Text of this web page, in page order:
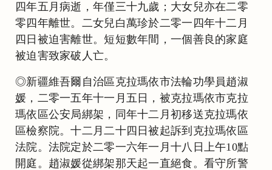
四年五月病逝，年僅三十九歲；大女兒亦在二零
零四年離世。二女兒白萬珍於二零一四年十二月
四日被迫害離世。短短數年間，一個善良的家庭
被迫害致家破人亡。
◎新疆維吾爾自治區克拉瑪依市法輪功學員趙淑
媛，二零一五年十一月五日，被克拉瑪依市克拉
瑪依區公安局綁架，同年十二月初移送克拉瑪依
區檢察院。十二月二十四日被起訴到克拉瑪依區
法院。法院定於二零一六年一月十八日上午10點
開庭。趙淑媛從綁架那天起一直絕食。看守所警